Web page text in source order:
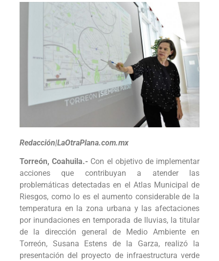
Redacción|LaOtraPlana.com.mx
Torreón, Coahuila.- Con el objetivo de implementar
acciones que contribuyan a atender las
problemáticas detectadas en el Atlas Municipal de
Riesgos, como lo es el aumento considerable de la
temperatura en la zona urbana y las afectaciones
por inundaciones en temporada de lluvias, la titular
de la dirección general de Medio Ambiente en
Torreón, Susana Estens de la Garza, realizó la
presentación del proyecto de infraestructura verde